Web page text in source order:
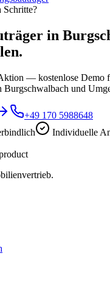
Schritte?
in
— kostenlose Demo
Burgschwalbach und
+49 170 5988648
Individuelle